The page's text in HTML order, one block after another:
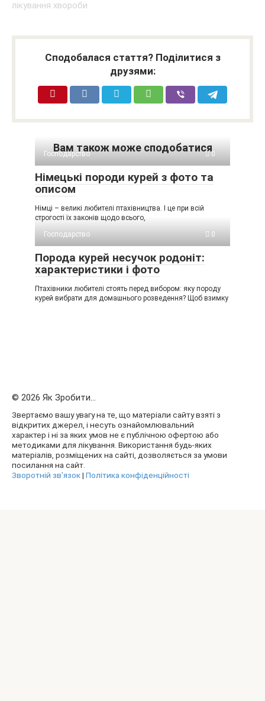
Сподобалася стаття? Поділитися з
друзями:
Вам також може сподобатися
Господарство 0
Німецькі породи курей з фото та
описом
Німці – великі любителі птахівництва. І це при всій
строгості їх законів щодо всього,
Господарство
0
Порода курей несучок родоніт:
характеристики і фото
Птахівники любителі стоять перед вибором: яку породу
курей вибрати для домашнього розведення? Щоб взимку
© 2026 Як Зробити...
Звертаємо вашу увагу на те, що матеріали сайту взяті з
відкритих джерел, і несуть ознайомлювальний
характер і ні за яких умов не є публічною офертою або
методиками для лікування. Використання будь-яких
матеріалів, розміщених на сайті, дозволяється за умови
посилання на сайт.
Зворотній зв’язок| Політика конфіденційності